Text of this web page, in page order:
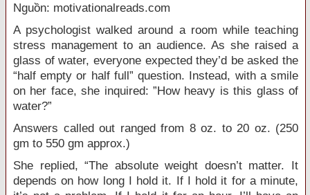
Nguồn: motivationalreads.com
A psychologist walked around a room while teaching
stress management to an audience. As she raised a
glass of water, everyone expected they’d be asked the
“half empty or half full” question. Instead, with a smile
on her face, she inquired: ”How heavy is this glass of
water?”
Answers called out ranged from 8 oz. to 20 oz. (250
gm to 550 gm approx.)
She replied, “The absolute weight doesn’t matter. It
depends on how long I hold it. If I hold it for a minute,